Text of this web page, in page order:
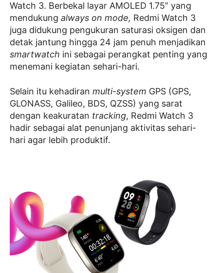
Watch 3. Berbekal layar AMOLED 1.75” yang
mendukung always on mode, Redmi Watch 3
juga didukung pengukuran saturasi oksigen dan
detak jantung hingga 24 jam penuh menjadikan
smartwatch ini sebagai perangkat penting yang
menemani kegiatan sehari-hari.
Selain itu kehadiran multi-system GPS (GPS,
GLONASS, Galileo, BDS, QZSS) yang sarat
dengan keakuratan tracking, Redmi Watch 3
hadir sebagai alat penunjang aktivitas sehari-
hari agar lebih produktif.